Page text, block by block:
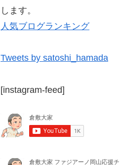
します。
人気ブログランキング
Tweets by satoshi_hamada
[instagram-feed]